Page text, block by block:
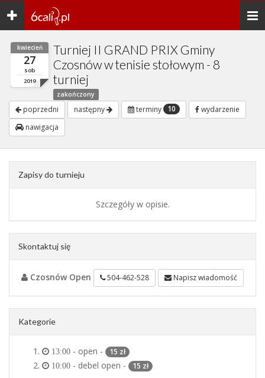
Toggle
navigation
kwiecień
27
sob
2019
Turniej II GRAND PRIX Gminy
Czosnów w tenisie stołowym - 8
turniej
zakończony
poprzedni następny terminy 10
wydarzenie
nawigacja
Zapisy do turnieju
Szczegóły w opisie.
Skontaktuj się
Czosnów Open 504-462-528 Napisz wiadomość
Kategorie
13:00 - open - 15 zł
10:00 - debel open - 15 zł